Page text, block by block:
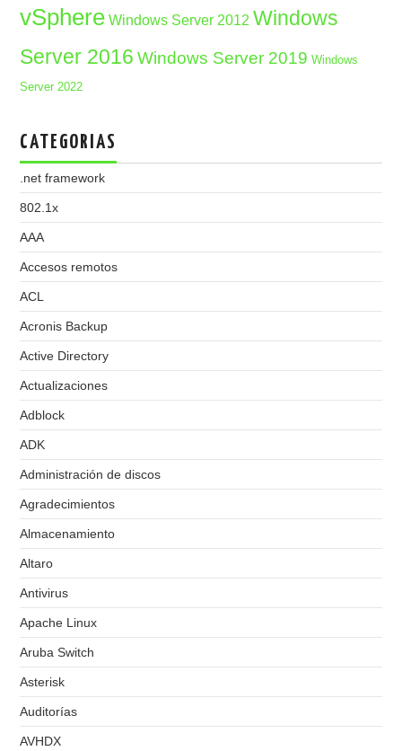
vSphere Windows Server 2012 Windows
Server 2016 Windows Server 2019 Windows
Server 2022
CATEGORIAS
.net framework
802.1x
AAA
Accesos remotos
ACL
Acronis Backup
Active Directory
Actualizaciones
Adblock
ADK
Administración de discos
Agradecimientos
Almacenamiento
Altaro
Antivirus
Apache Linux
Aruba Switch
Asterisk
Auditorías
AVHDX